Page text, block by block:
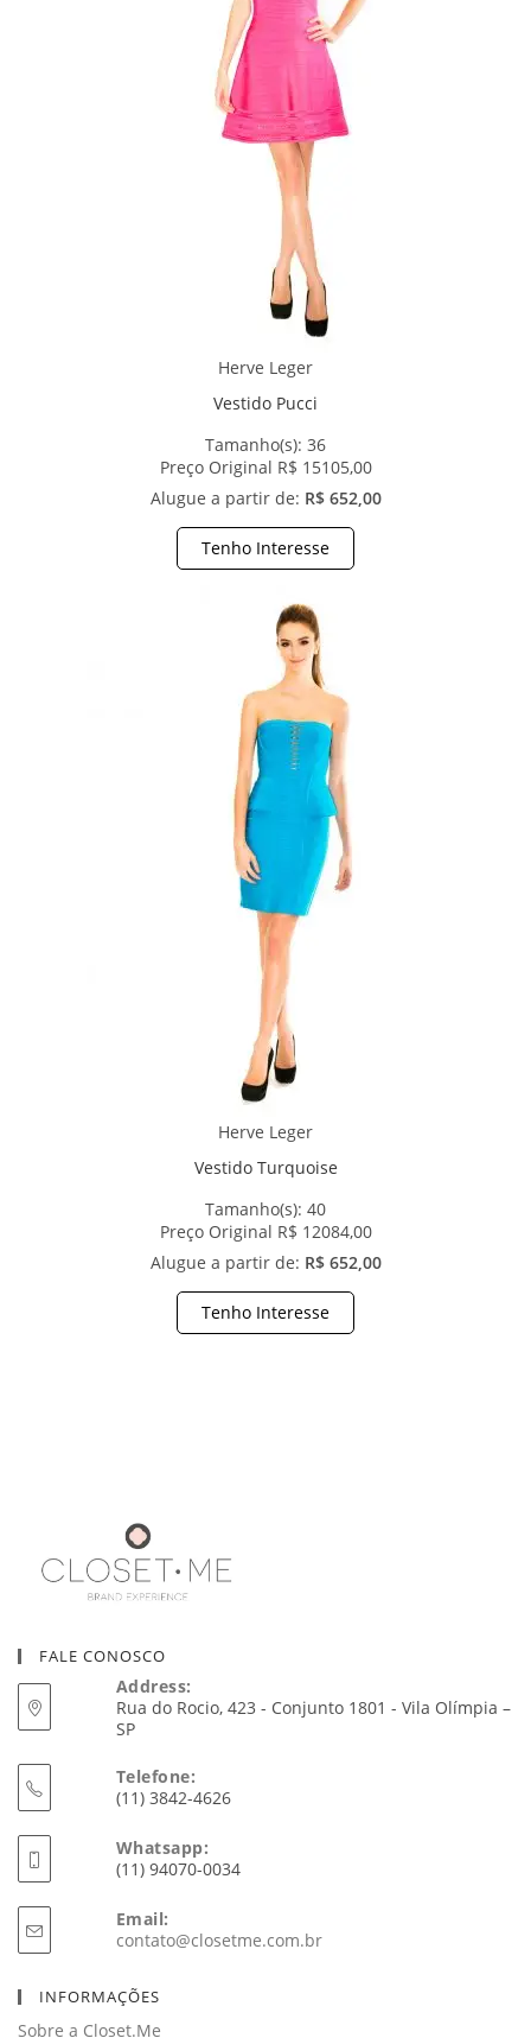
Herve Leger
Vestido Pucci
Tamanho(s): 36
Preço Original R$ 15105,00
Alugue a partir de: R$ 652,00
Tenho Interesse
Herve Leger
Vestido Turquoise
Tamanho(s): 40
Preço Original R$ 12084,00
Alugue a partir de: R$ 652,00
Tenho Interesse
FALE CONOSCO
Address:
Rua do Rocio, 423 - Conjunto 1801 - Vila Olímpia –
SP
Telefone:
(11) 3842-4626
Whatsapp:
(11) 94070-0034
Email:
contato@closetme.com.brAbre
INFORMAÇÕES
Sobre a Closet.Me